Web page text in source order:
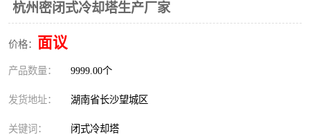
杭州密闭式冷却塔生产厂家
价格： 面议
产品数量： 9999.00个
发货地址： 湖南省长沙望城区
关键词： 闭式冷却塔